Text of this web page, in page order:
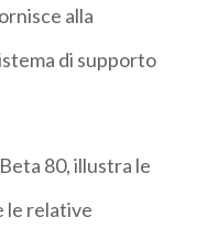
alla
di supporto
80, illustra le
le relative